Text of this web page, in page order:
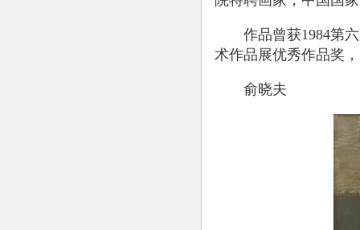
作品曾获1984第六
术作品展优秀作品奖
俞晓夫